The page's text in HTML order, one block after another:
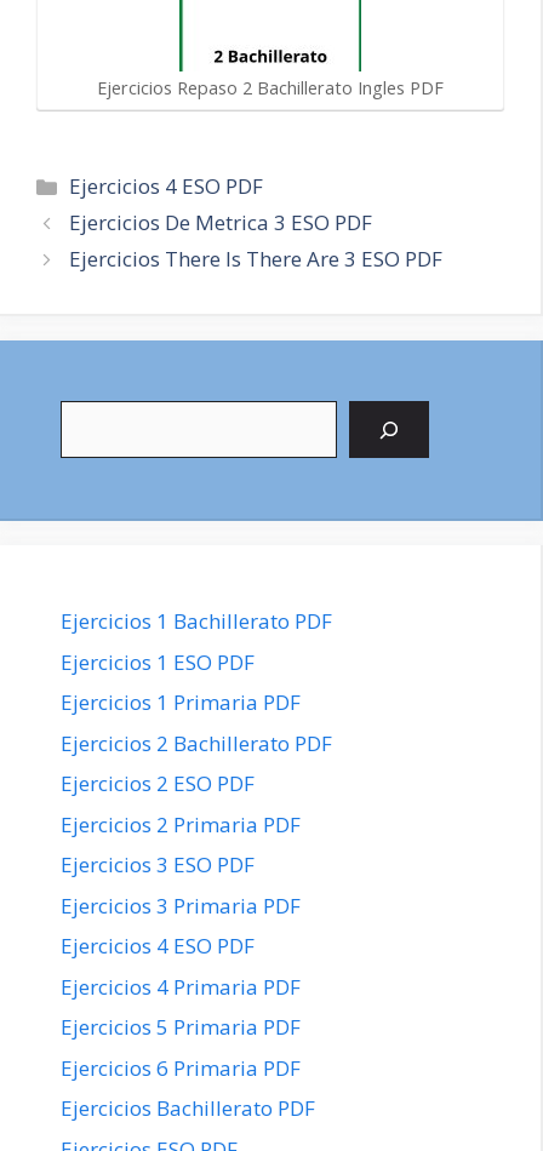
Ejercicios Repaso 2 Bachillerato Ingles PDF
Categorías
Ejercicios 4 ESO PDF
Navegación
de
entradas
Ejercicios De Metrica 3 ESO PDF
Ejercicios There Is There Are 3 ESO PDF
Ejercicios 1 Bachillerato PDF
Ejercicios 1 ESO PDF
Ejercicios 1 Primaria PDF
Ejercicios 2 Bachillerato PDF
Ejercicios 2 ESO PDF
Ejercicios 2 Primaria PDF
Ejercicios 3 ESO PDF
Ejercicios 3 Primaria PDF
Ejercicios 4 ESO PDF
Ejercicios 4 Primaria PDF
Ejercicios 5 Primaria PDF
Ejercicios 6 Primaria PDF
Ejercicios Bachillerato PDF